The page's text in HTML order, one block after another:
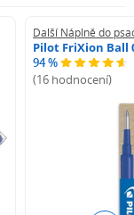
Další Náplně do
Pilot FriXion Ball
94 %
(16 hodnocení)